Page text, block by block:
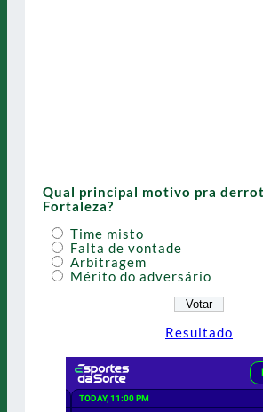
Qual principal motivo pra
Fortaleza?
Time misto
Falta de vontade
Arbitragem
Mérito do adversário
Resultado